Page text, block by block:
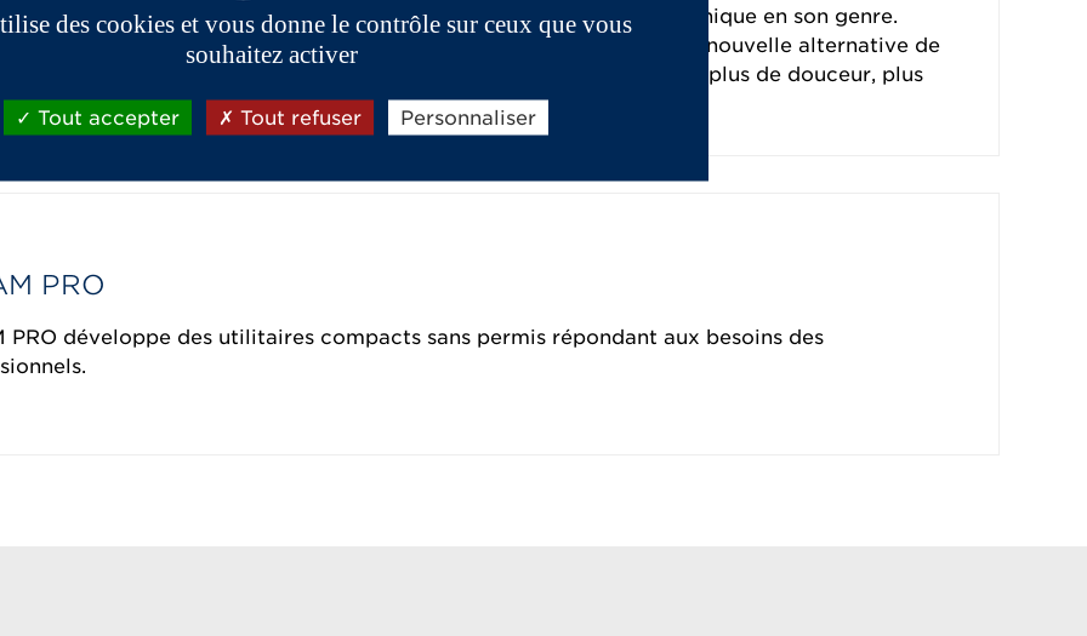
nouveau courant de mobilité, la solution électrique d’AIXAM est unique en son genre.
: une forme de mobilité associée à un courant de pensée. Cette nouvelle alternative de
offre de multiples avantages : plus de confort, plus de silence, plus de douceur, plus
plus de protection pour l’environnement.
PRO
PRO développe des utilitaires compacts sans permis répondant aux besoins des
des cookies et vous donne le contrôle sur ceux que vous
souhaitez activer
Tout accepter Tout refuser Personnaliser